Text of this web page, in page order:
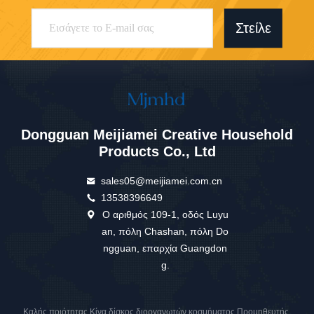
Στείλε
Dongguan Meijiamei Creative Household
Products Co., Ltd
sales05@meijiamei.com.cn
13538396649
Ο αριθμός 109-1, οδός Luyu
an, πόλη Chashan, πόλη Do
ngguan, επαρχία Guangdon
g.